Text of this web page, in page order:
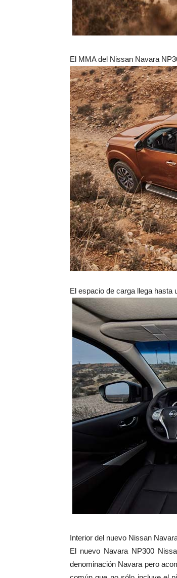
El MMA del Nissan Navara
El espacio de carga llega hasta
Interior del nuevo Nissan
El nuevo Navara NP300
denominación Navara pero